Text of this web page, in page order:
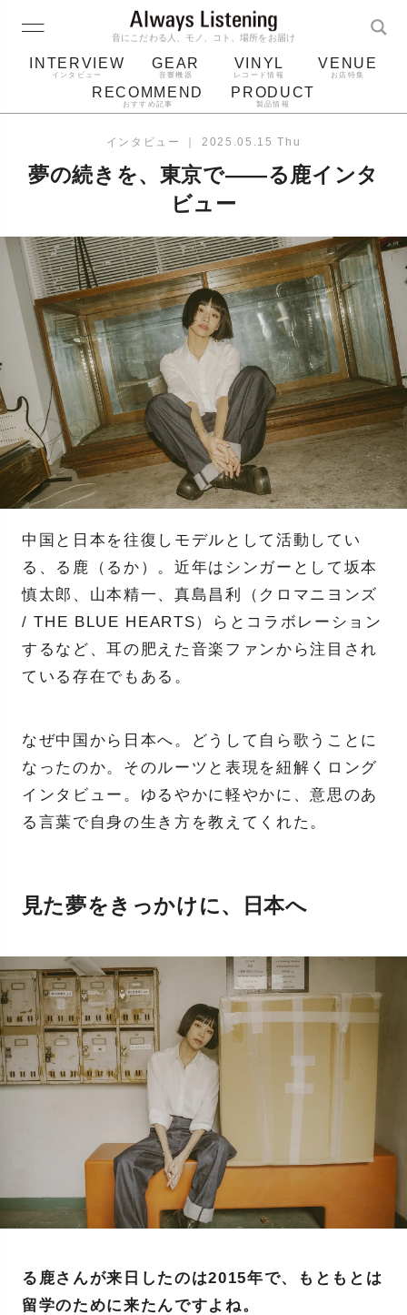
音にこだわる人、モノ、コト、場所をお届け
INTERVIEW
インタビュー
GEAR
音響機器
VINYL
レコード情報
VENUE
お店特集
RECOMMEND
おすすめ記事
PRODUCT
製品情報
ジャケット bluetooth アルバム
レコード針
インタビュー ｜ 2025.05.15 Thu
夢の続きを、東京で——る鹿インタ
ビュー
中国と日本を往復しモデルとして活動してい
る、る鹿（るか）。近年はシンガーとして坂本
慎太郎、山本精一、真島昌利（クロマニヨンズ
/ THE BLUE HEARTS）らとコラボレーション
するなど、耳の肥えた音楽ファンから注目され
ている存在でもある。
なぜ中国から日本へ。どうして自ら歌うことに
なったのか。そのルーツと表現を紐解くロング
インタビュー。ゆるやかに軽やかに、意思のあ
る言葉で自身の生き方を教えてくれた。
見た夢をきっかけに、日本へ
る鹿さんが来日したのは2015年で、もともとは
留学のために来たんですよね。